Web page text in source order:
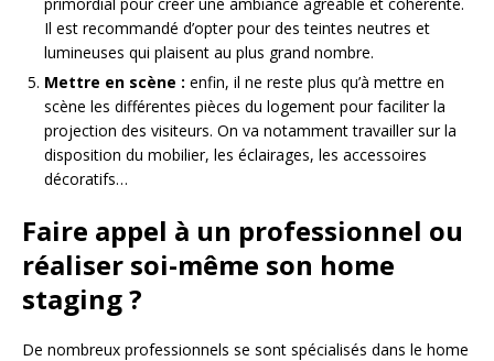
Il est recommandé d’opter pour des teintes neutres et
lumineuses qui plaisent au plus grand nombre.
Mettre en scène : enfin, il ne reste plus qu’à mettre en
scène les différentes pièces du logement pour faciliter la
projection des visiteurs. On va notamment travailler sur la
disposition du mobilier, les éclairages, les accessoires
décoratifs…
Faire appel à un professionnel ou
réaliser soi-même son home
staging ?
De nombreux professionnels se sont spécialisés dans le home